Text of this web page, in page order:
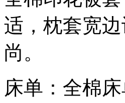
适，枕套宽
尚。
床单：全棉